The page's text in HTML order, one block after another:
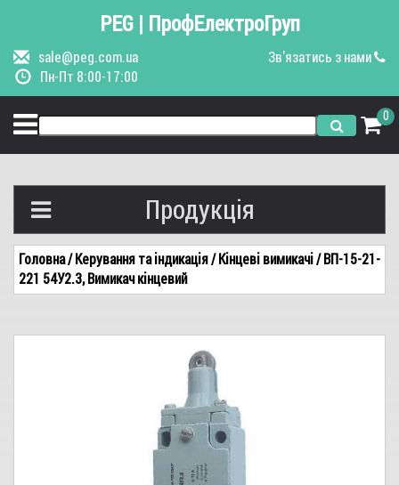
PEG | ПрофЕлектроГруп
sale@peg.com.ua
Пн-Пт 8:00-17:00
Зв'язатись з нами
0
Продукція
Вимикачі автоматичні
Керування та індикація
Головна/ Керування та індикація/ Кінцеві вимикачі/ ВП-15-21-
221 54У2.3, Вимикач кінцевий